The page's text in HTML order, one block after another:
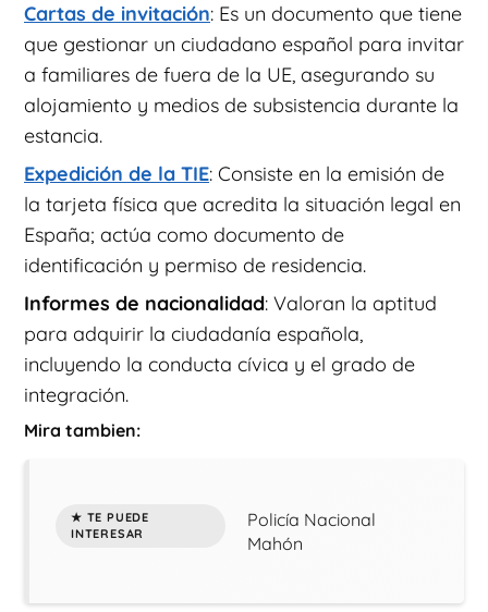
Cartas de invitación: Es un documento que tiene
que gestionar un ciudadano español para invitar
a familiares de fuera de la UE, asegurando su
alojamiento y medios de subsistencia durante la
estancia.
Expedición de la TIE: Consiste en la emisión de
la tarjeta física que acredita la situación legal en
España; actúa como documento de
identificación y permiso de residencia.
Informes de nacionalidad: Valoran la aptitud
para adquirir la ciudadanía española,
incluyendo la conducta cívica y el grado de
integración.
Mira tambien:
Policía Nacional
Mahón